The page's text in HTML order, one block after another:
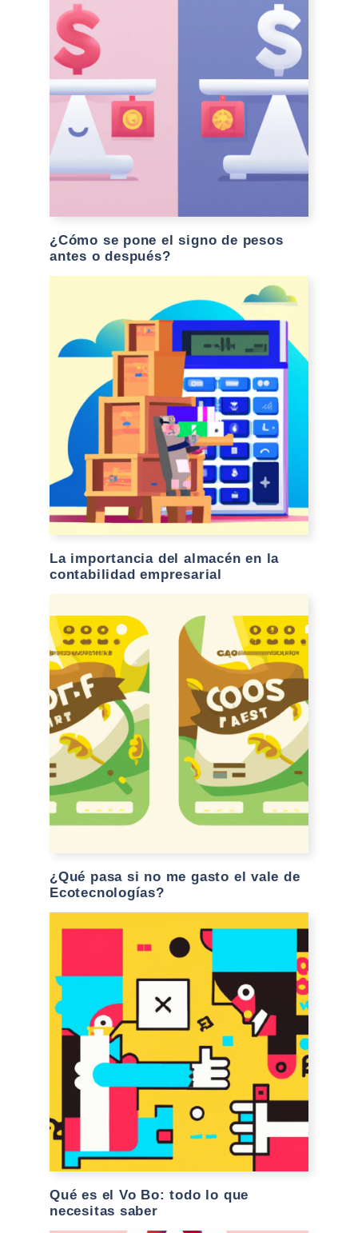
¿Cómo se pone el signo de pesos
antes o después?
La importancia del almacén en la
contabilidad empresarial
¿Qué pasa si no me gasto el vale de
Ecotecnologías?
Qué es el Vo Bo: todo lo que
necesitas saber